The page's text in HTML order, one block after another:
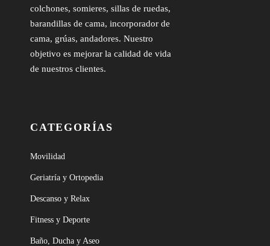
colchones, somieres, sillas de ruedas,
barandillas de cama, incorporador de
cama, grúas, andadores. Nuestro
objetivo es mejorar la calidad de vida
de nuestros clientes.
CATEGORÍAS
Movilidad
Geriatría y Ortopedia
Descanso y Relax
Fitness y Deporte
Baño, Ducha y Aseo